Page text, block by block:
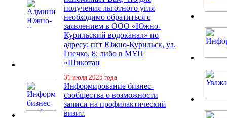
получения льготного угля
необходимо обратиться с
заявлением в ООО «Южно-
Курильский водоканал» по
адресу: пгт Южно-Курильск, ул.
Гнечко, 8; либо в МУП
«Шикотан
31 июля 2025 года
Информирование бизнес-
сообщества о возможности
записи на профилактический
визит.